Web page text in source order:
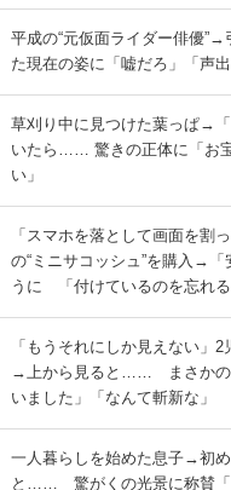
平成の“元仮面ライダー俳優
た現在の姿に「嘘だろ」「声
草刈り中に見つけた葉っぱ→
いたら…… 驚きの正体に「お
い」
「スマホを落として画面を割
の“ミニサコッシュ”を購入→「
うに 「付けているのを忘れ
「もうそれにしか見えない」
→上から見ると…… まさかの
いました」「なんて斬新な」
一人暮らしを始めた息子→初
と…… 驚がくの光景に称賛「